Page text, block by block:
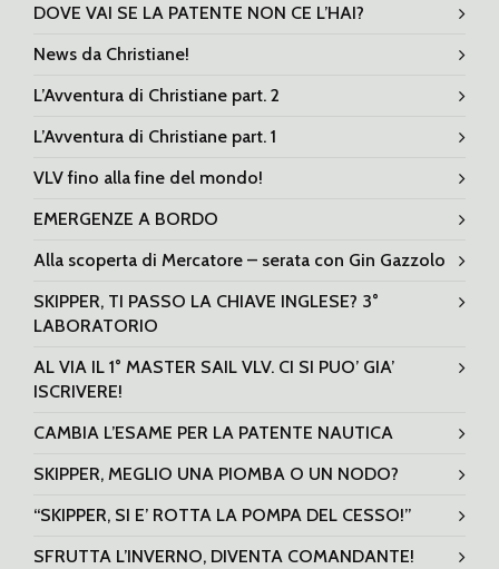
DOVE VAI SE LA PATENTE NON CE L’HAI?
News da Christiane!
L’Avventura di Christiane part. 2
L’Avventura di Christiane part. 1
VLV fino alla fine del mondo!
EMERGENZE A BORDO
Alla scoperta di Mercatore – serata con Gin Gazzolo
SKIPPER, TI PASSO LA CHIAVE INGLESE? 3°
LABORATORIO
AL VIA IL 1° MASTER SAIL VLV. CI SI PUO’ GIA’
ISCRIVERE!
CAMBIA L’ESAME PER LA PATENTE NAUTICA
SKIPPER, MEGLIO UNA PIOMBA O UN NODO?
“SKIPPER, SI E’ ROTTA LA POMPA DEL CESSO!”
SFRUTTA L’INVERNO, DIVENTA COMANDANTE!